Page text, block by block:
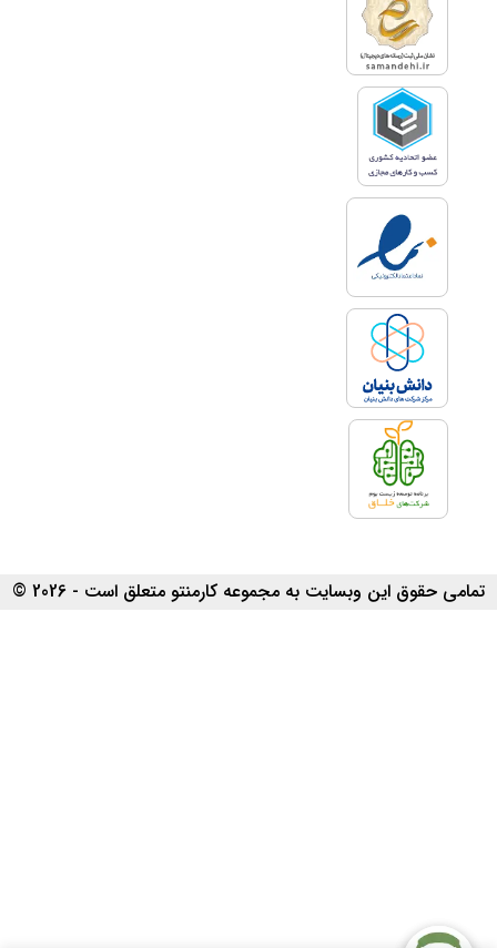
تمامی حقوق این وبسایت به مجموعه کارمنتو متعلق است - 2026 ©